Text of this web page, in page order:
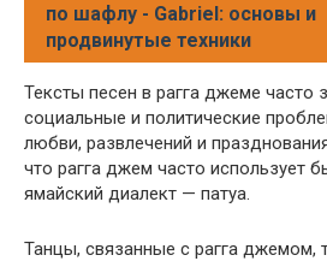
по шафлу - Gabriel: основы и
продвинутые техники
Тексты песен в рагга джеме часто
социальные и политические
любви, развлечений и
что рагга джем часто использует
ямайский диалект — патуа.
Танцы, связанные с рагга джемом,